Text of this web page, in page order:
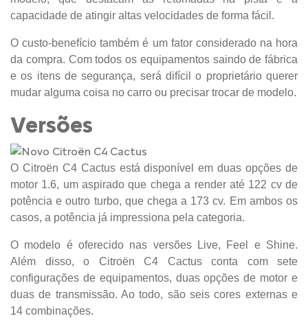
capacidade de atingir altas velocidades de forma fácil.
O custo-benefício também é um fator considerado na hora
da compra. Com todos os equipamentos saindo de fábrica
e os itens de segurança, será difícil o proprietário querer
mudar alguma coisa no carro ou precisar trocar de modelo.
Versões
O Citroën C4 Cactus está disponível em duas opções de
motor 1.6, um aspirado que chega a render até 122 cv de
potência e outro turbo, que chega a 173 cv. Em ambos os
casos, a potência já impressiona pela categoria.
O modelo é oferecido nas versões Live, Feel e Shine.
Além disso, o Citroën C4 Cactus conta com sete
configurações de equipamentos, duas opções de motor e
duas de transmissão. Ao todo, são seis cores externas e
14 combinações.